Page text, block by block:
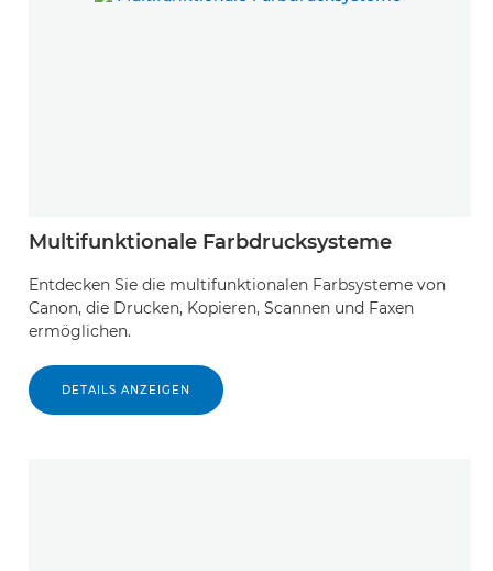
Multifunktionale Farbdrucksysteme
Entdecken Sie die multifunktionalen Farbsysteme von
Canon, die Drucken, Kopieren, Scannen und Faxen
ermöglichen.
DETAILS ANZEIGEN